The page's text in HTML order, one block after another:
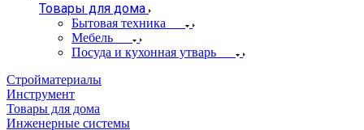
Товары для дома
Бытовая техника
Мебель
Посуда и кухонная утварь
Стройматериалы
Инструмент
Товары для дома
Инженерные системы